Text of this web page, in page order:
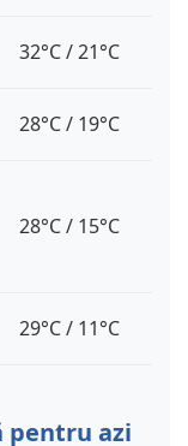
32°C / 21°C
28°C / 19°C
28°C / 15°C
29°C / 11°C
pentru azi